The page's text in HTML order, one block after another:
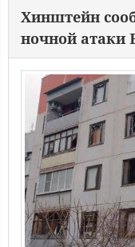
Хинштейн
ночной атаки